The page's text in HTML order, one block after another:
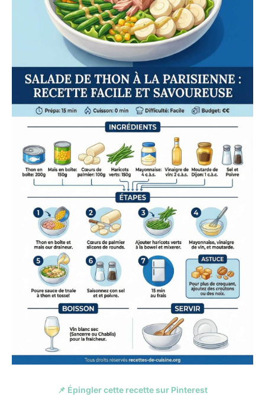
📌 Épingler cette recette sur Pinterest